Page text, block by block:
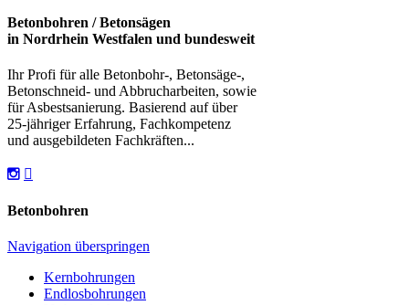
Betonbohren / Betonsägen
in Nordrhein Westfalen und bundesweit
Ihr Profi für alle Betonbohr-, Betonsäge-,
Betonschneid- und Abbrucharbeiten, sowie
für Asbestsanierung. Basierend auf über
25-jähriger Erfahrung, Fachkompetenz
und ausgebildeten Fachkräften...
Betonbohren
Navigation überspringen
Kernbohrungen
Endlosbohrungen